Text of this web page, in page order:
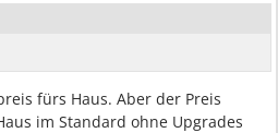
fürs Haus. Aber der Preis
im Standard ohne Upgrades